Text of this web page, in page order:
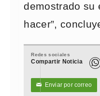
demostrado su
hacer”,
Redes sociales
Compartir Noticia
✉ Enviar por correo